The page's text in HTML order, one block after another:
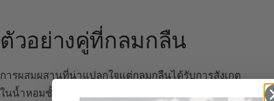
ตัวอย่างคู่ที่กลมกลืน
การผสมผสานที่น่าแปลกใจแต่กลมกลืนได้รับการสังเกต
ในน้ำหอมชั้นสูงแล้ว: